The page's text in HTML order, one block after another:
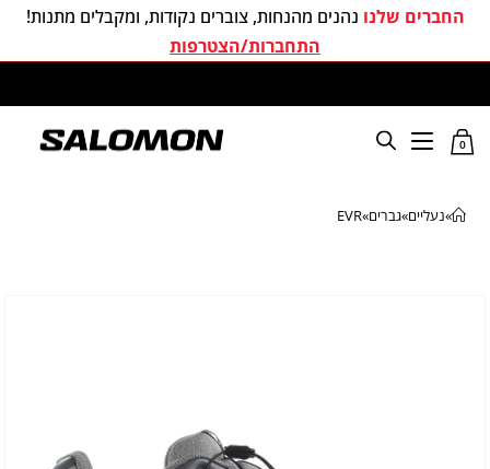
החברים שלנו נהנים מהנחות, צוברים נקודות, ומקבלים מתנות!
התחברות/הצטרפות
0
»נעליים»גברים»
EVR